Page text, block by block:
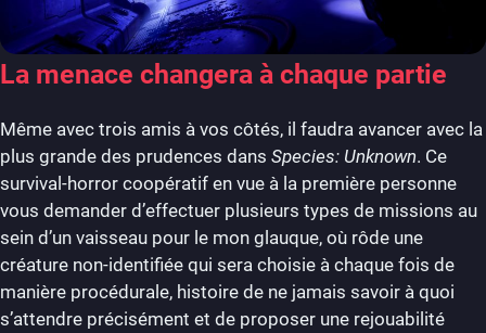
La menace changera à chaque partie
Même avec trois amis à vos côtés, il faudra avancer avec la
plus grande des prudences dans Species: Unknown. Ce
survival-horror coopératif en vue à la première personne
vous demander d’effectuer plusieurs types de missions au
sein d’un vaisseau pour le mon glauque, où rôde une
créature non-identifiée qui sera choisie à chaque fois de
manière procédurale, histoire de ne jamais savoir à quoi
s’attendre précisément et de proposer une rejouabilité